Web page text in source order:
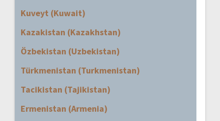
Kuveyt (Kuwait)
Kazakistan (Kazakhstan)
Özbekistan (Uzbekistan)
Türkmenistan (Turkmenistan)
Tacikistan (Tajikistan)
Ermenistan (Armenia)